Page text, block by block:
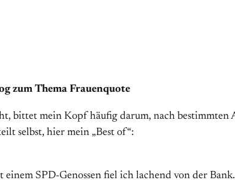
zum Thema Frauenquote
bittet mein Kopf häufig darum, nach
selbst, hier mein „Best of“:
SPD-Genossen fiel ich lachend von der